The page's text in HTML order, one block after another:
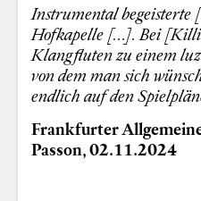
Instrumental
Hofkapelle [...]. Bei
Klangfluten zu einem
von dem man sich
endlich auf den
Frankfurter
Passon, 02.11.2024